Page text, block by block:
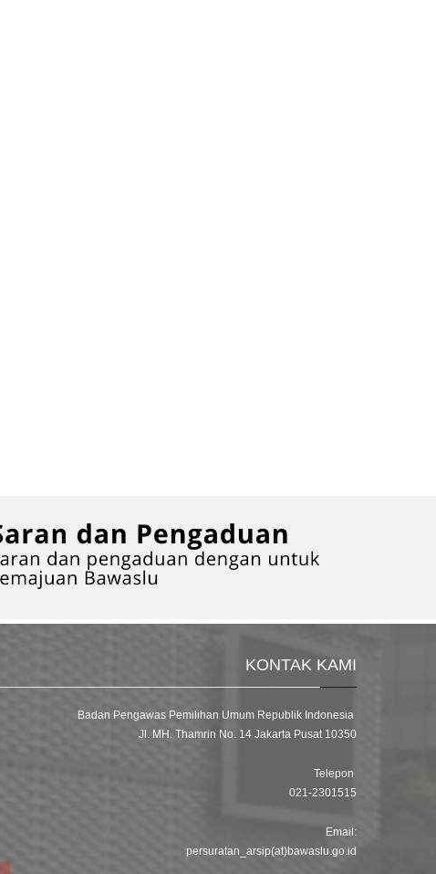
KONTAK KAMI
Badan Pengawas Pemilihan Umum Republik Indonesia
Jl. MH. Thamrin No. 14 Jakarta Pusat 10350
Telepon
021-2301515
Email:
persuratan_arsip(at)bawaslu.go.id